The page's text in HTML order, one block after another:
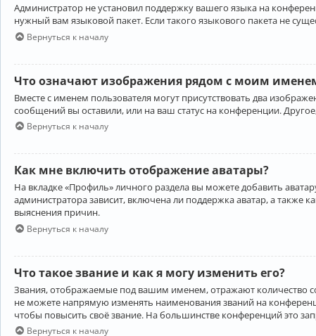
Администратор не установил поддержку вашего языка на
нужный вам языковой пакет. Если такого языкового пакета не
Вернуться к началу
Что означают изображения рядом с моим
Вместе с именем пользователя могут присутствовать два
сообщений вы оставили, или на ваш статус на конференции.
Вернуться к началу
Как мне включить отображение аватары?
На вкладке «Профиль» личного раздела вы можете добавить
администратора зависит, включена ли поддержка аватар, а также
выяснения причин.
Вернуться к началу
Что такое звание и как я могу изменить его?
Звания, отображаемые под вашим именем, отражают количество
не можете напрямую изменять наименования званий на
чтобы повысить своё звание. На большинстве конференций это
Вернуться к началу